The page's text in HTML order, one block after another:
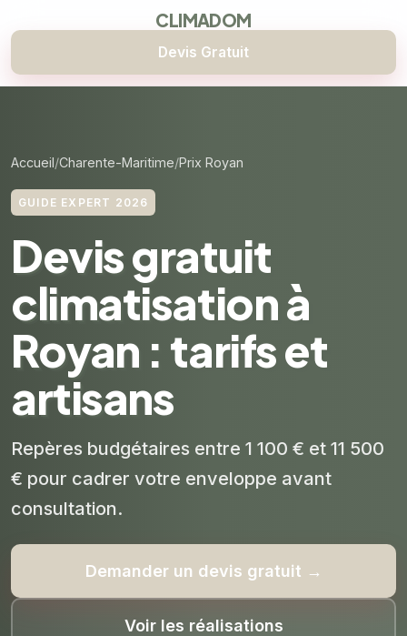
CLIMADOM
Devis Gratuit
Accueil Charente-Maritime Prix Royan
GUIDE EXPERT 2026
Devis gratuit
climatisation à
Royan : tarifs et
artisans
Repères budgétaires entre 1 100 € et 11 500
€ pour cadrer votre enveloppe avant
consultation.
Demander un devis gratuit →
Voir les réalisations